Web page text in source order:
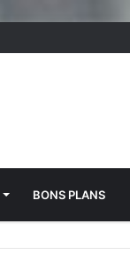
BONS PLANS